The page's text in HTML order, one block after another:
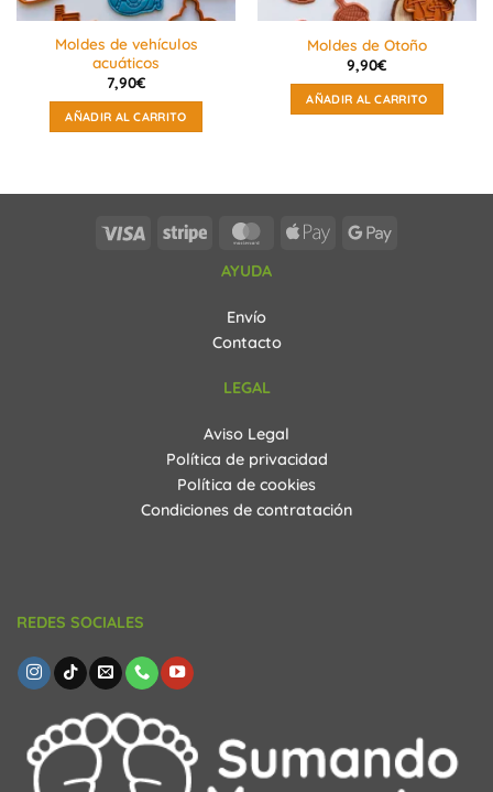
Moldes de vehículos
acuáticos
7,90€
AÑADIR AL CARRITO
Moldes de Otoño
9,90€
AÑADIR AL CARRITO
Visa Stripe MasterCard
Apple
Google
AYUDA
Envío
Contacto
LEGAL
Aviso Legal
Política de privacidad
Política de cookies
Condiciones de contratación
REDES SOCIALES